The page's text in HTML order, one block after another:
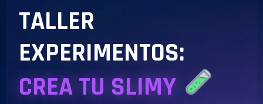
TALLER
EXPERIMENTOS:
CREA TU SLIMY